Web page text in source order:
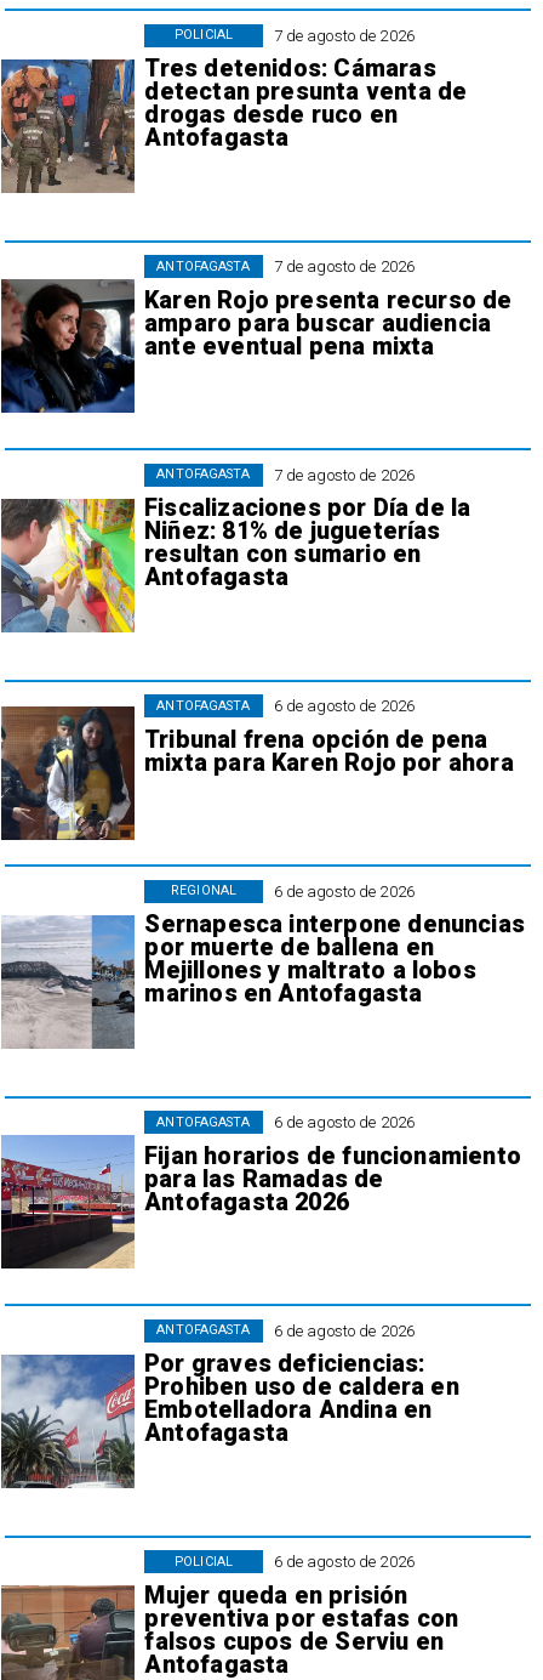
7 de agosto de 2026
Tres detenidos: Cámaras
detectan presunta venta de
drogas desde ruco en
Antofagasta
POLICIAL
7 de agosto de 2026
Karen Rojo presenta recurso de
amparo para buscar audiencia
ante eventual pena mixta
ANTOFAGASTA
7 de agosto de 2026
Fiscalizaciones por Día de la
Niñez: 81% de jugueterías
resultan con sumario en
Antofagasta
ANTOFAGASTA
6 de agosto de 2026
Tribunal frena opción de pena
mixta para Karen Rojo por ahora
ANTOFAGASTA
6 de agosto de 2026
Sernapesca interpone denuncias
por muerte de ballena en
Mejillones y maltrato a lobos
marinos en Antofagasta
REGIONAL
6 de agosto de 2026
Fijan horarios de funcionamiento
para las Ramadas de
Antofagasta 2026
ANTOFAGASTA
6 de agosto de 2026
Por graves deficiencias:
Prohiben uso de caldera en
Embotelladora Andina en
Antofagasta
ANTOFAGASTA
6 de agosto de 2026
Mujer queda en prisión
preventiva por estafas con
falsos cupos de Serviu en
Antofagasta
POLICIAL